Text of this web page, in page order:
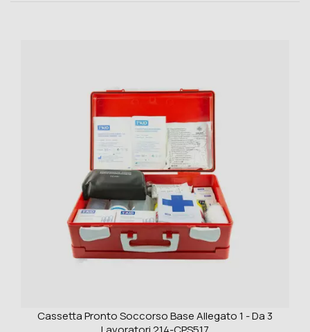
Cassetta Pronto Soccorso Base Allegato 1 - Da 3